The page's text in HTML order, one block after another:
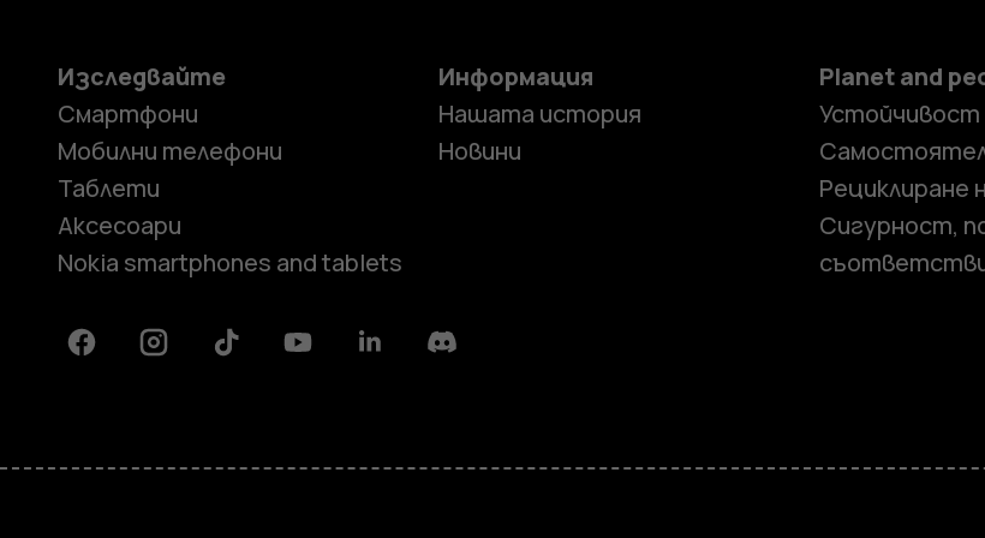
Изследвайте
Смартфони
Мобилни телефони
Таблети
Аксесоари
Nokia smartphones and tablets
Информация
Нашата история
Новини
Planet and
Устойчивост
Рециклиране
Сигурност,
FacebookInstagramTiktok YoutubeLinkedinDiscord